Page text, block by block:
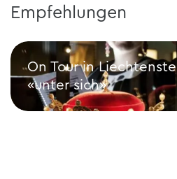
Empfehlungen
On Tour in
«unter sich»
On Tour in Liechtenstein: